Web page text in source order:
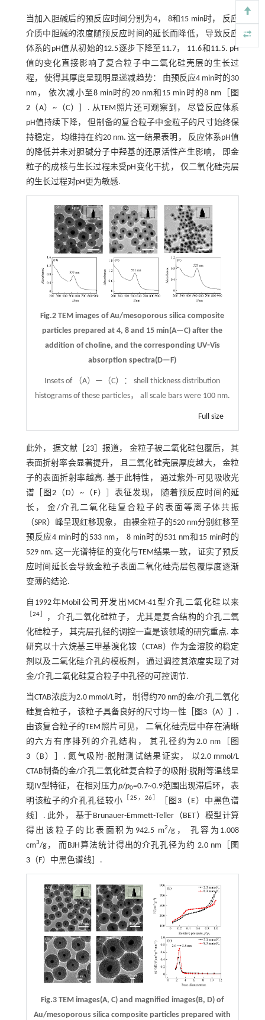
当加入胆碱后的预反应时间分别为4， 8和15 min时， 反应
介质中胆碱的浓度随预反应时间的延长而降低， 导致反应
体系的pH值从初始的12.5逐步下降至11.7， 11.6和11.5. pH
值的变化直接影响了复合粒子中二氧化硅壳层的生长过
程， 使得其厚度呈现明显递减趋势： 由预反应4 min时的30
nm， 依次减小至8 min时的20 nm和15 min时的8 nm［
图
2（A）~（C）］. 从TEM照片还可观察到， 尽管反应体系
pH值持续下降， 但制备的复合粒子中金粒子的尺寸始终保
持稳定， 均维持在约20 nm. 这一结果表明， 反应体系pH值
的降低并未对胆碱分子中羟基的还原活性产生影响， 即金
粒子的成核与生长过程未受pH变化干扰， 仅二氧化硅壳层
的生长过程对pH更为敏感.
Fig.2 TEM images of Au/mesoporous silica composite
particles prepared at 4, 8 and 15 min(A—C) after the
addition of choline, and the corresponding UV⁃Vis
absorption spectra(D—F)
Insets of （A）—（C）： shell thickness distribution
histograms of these particles， all scale bars were 100 nm.
Full size
此外， 据文献［23 ］报道， 金粒子被二氧化硅包覆后， 其
表面折射率会显著提升， 且二氧化硅壳层厚度越大， 金粒
子的表面折射率越高. 基于此特性， 通过紫外-可见吸收光
谱［
图2 （D）~（F）］表征发现， 随着预反应时间的延
长， 金/介孔二氧化硅复合粒子的表面等离子体共振
（SPR）峰呈现红移现象， 由裸金粒子的520 nm分别红移至
预反应4 min时的533 nm， 8 min时的531 nm和15 min时的
529 nm. 这一光谱特征的变化与TEM结果一致， 证实了预反
应时间延长会导致金粒子表面二氧化硅壳层包覆厚度逐渐
变薄的结论.
自1992年Mobil公司开发出MCM-41型介孔二氧化硅以来
［24］
， 介孔二氧化硅粒子， 尤其是复合结构的介孔二氧
化硅粒子， 其壳层孔径的调控一直是该领域的研究重点. 本
研究以十六烷基三甲基溴化铵（CTAB）作为金溶胶的稳定
剂以及二氧化硅介孔的模板剂， 通过调控其浓度实现了对
金/介孔二氧化硅复合粒子中孔径的可控调节.
当CTAB浓度为2.0 mmol/L时， 制得约70 nm的金/介孔二氧化
硅复合粒子， 该粒子具备良好的尺寸均一性［
图3（A）］.
由该复合粒子的TEM照片可见， 二氧化硅壳层中存在清晰
的六方有序排列的介孔结构， 其孔径约为2.0 nm［
图
3（B）］. 氮气吸附-脱附测试结果证实， 以2.0 mmol/L
CTAB制备的金/介孔二氧化硅复合粒子的吸附-脱附等温线呈
现IV型特征， 在相对压力p/p0=0.7~0.9范围出现滞后环， 表
明该粒子的介孔孔径较小 ［25 ， 26］ 图3（E）中黑色谱
线］. 此外， 基于Brunauer-Emmett-Teller（BET）模型计算
得出该粒子的比表面积为942.5 m2/g， 孔容为1.008
cm3/g， 而BJH算法统计得出的介孔孔径为约 2.0 nm［
图
3（F）中黑色谱线］.
Fig.3 TEM images(A, C) and magnified images(B, D) of
Au/mesoporous silica composite particles prepared with